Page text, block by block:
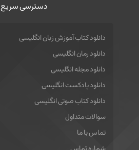
دسترسی سریع
دانلود کتاب آموزش زبان انگلیسی
دانلود رمان انگلیسی
دانلود مجله انگلیسی
دانلود پادکست انگلیسی
دانلود کتاب صوتی انگلیسی
سوالات متداول
تماس با ما